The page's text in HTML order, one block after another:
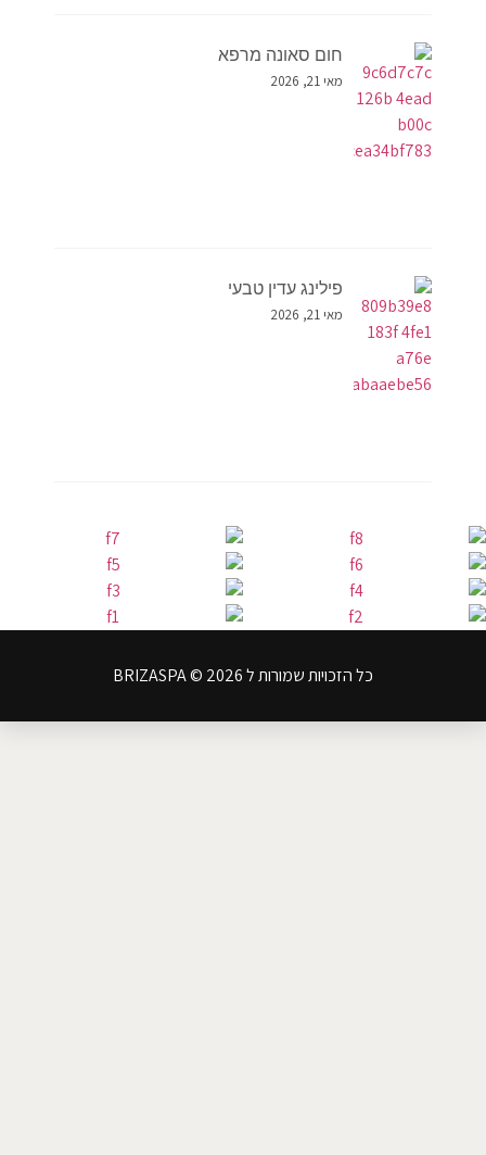
חום סאונה מרפא
מאי 21, 2026
פילינג עדין טבעי
מאי 21, 2026
כל הזכויות שמורות ל BRIZASPA © 2026